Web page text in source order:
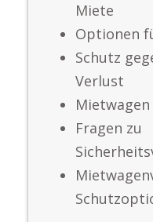
Miete
Optionen
Schutz
Verlust
Fragen zu